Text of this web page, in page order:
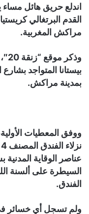
اندلع حريق هائل
القدم البرتغالي
مراكش المغربية.
بمدينة مراكش.
ووفق المعطيات
عناصر الوقاية
السيطرة على ألسنة
الفندق.
ولم تسجل أي خسائر